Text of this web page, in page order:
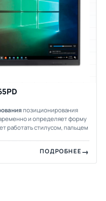
позиционирования
и определяет форму
работать стилусом, пальцем
ПОДРОБНЕЕ